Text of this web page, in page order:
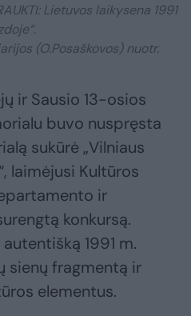
Lietuvos laikysena 1991
(O.Posaškovos) nuotr.
ir Sausio 13-osios
buvo nuspręsta
sukūrė „Vilniaus
laimėjusi Kultūros
ir
konkursą.
1991 m.
sienų fragmentą ir
elementus.